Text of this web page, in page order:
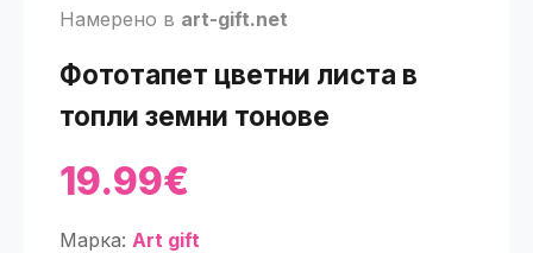
Намерено в art-gift.net
Фототапет цветни листа в
топли земни тонове
19.99€
Марка: Art gift